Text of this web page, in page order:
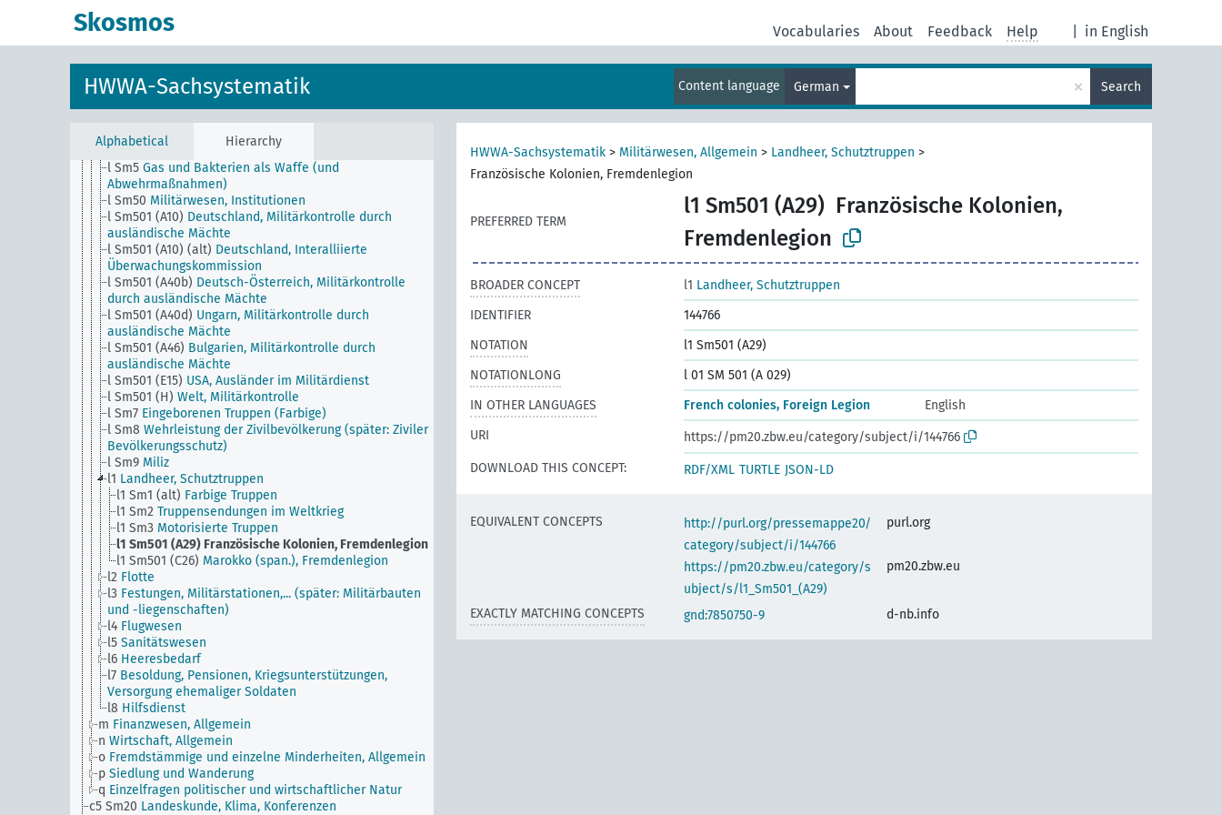
Skosmos in English
Vocabularies About Feedback Help
HWWA-Sachsystematik Content language German × Search
Alphabetical Hierarchy
l Sm1 Wehrpflicht
l Sm14 Evakuierung der Zivilbevölkerung
Mannschaftsverluste im Weltkriege, Grabstätten
l Sm4 Elektrizität als Waffe
l Sm40
Militärwesen, Ausbildung
l Sm5 Gas und Bakterien als Waffe (und
Abwehrmaßnahmen)
l Sm50 Militärwesen, Institutionen
l Sm501 (A10) Deutschland, Militärkontrolle durch
ausländische Mächte
l Sm501 (A10) (alt) Deutschland, Interalliierte
Überwachungskommission
l Sm501 (A40b) Deutsch-Österreich, Militärkontrolle
durch ausländische Mächte
l Sm501 (A40d) Ungarn, Militärkontrolle durch
ausländische Mächte
l Sm501 (A46) Bulgarien, Militärkontrolle durch
ausländische Mächte
l Sm501 (E15) USA, Ausländer im Militärdienst
l Sm501 (H) Welt, Militärkontrolle
l Sm7 Eingeborenen Truppen (Farbige)
l Sm8 Wehrleistung der Zivilbevölkerung (später: Ziviler
Bevölkerungsschutz)
l Sm9 Miliz
l1 Landheer, Schutztruppen
l1 Sm1 (alt) Farbige Truppen
l1 Sm2 Truppensendungen im Weltkrieg
l1 Sm3 Motorisierte Truppen
l1 Sm501 (A29) Französische Kolonien, Fremdenlegion
l1 Sm501 (C26) Marokko (span.), Fremdenlegion
l2 Flotte
l3 Festungen, Militärstationen,... (später: Militärbauten
und -liegenschaften)
l4 Flugwesen
l5 Sanitätswesen
l6 Heeresbedarf
l7 Besoldung, Pensionen, Kriegsunterstützungen,
Versorgung ehemaliger Soldaten
l8 Hilfsdienst
m Finanzwesen, Allgemein
n Wirtschaft, Allgemein
o Fremdstämmige und einzelne Minderheiten, Allgemein
p Siedlung und Wanderung
q Einzelfragen politischer und wirtschaftlicher Natur
c5 Sm20 Landeskunde, Klima, Konferenzen
HWWA-Sachsystematik > Militärwesen, Allgemein > Landheer, Schutztruppen >
Französische Kolonien, Fremdenlegion
PREFERRED TERM
l1 Sm501 (A29) Französische Kolonien,
Fremdenlegion
BROADER CONCEPT l1 Landheer, Schutztruppen
IDENTIFIER
144766
NOTATION
l1 Sm501 (A29)
NOTATIONLONG
l 01 SM 501 (A 029)
IN OTHER LANGUAGES
French colonies, Foreign Legion
English
URI
https://pm20.zbw.eu/category/subject/i/144766
DOWNLOAD THIS CONCEPT:
RDF/XML TURTLE JSON-LD
EQUIVALENT CONCEPTS
http://purl.org/pressemappe20/
category/subject/i/144766
purl.org
https://pm20.zbw.eu/category/s
ubject/s/l1_Sm501_(A29)
pm20.zbw.eu
EXACTLY MATCHING CONCEPTS gnd:7850750-9 d-nb.info